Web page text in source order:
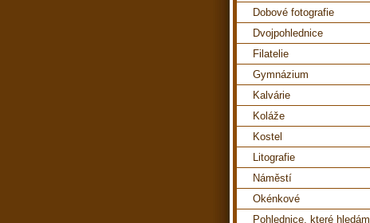
Dobové fotografie
Dvojpohlednice
Filatelie
Gymnázium
Kalvárie
Koláže
Kostel
Litografie
Náměstí
Okénkové
Pohlednice, které hledám